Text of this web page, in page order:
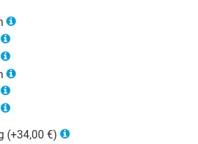
(+34,00 €)